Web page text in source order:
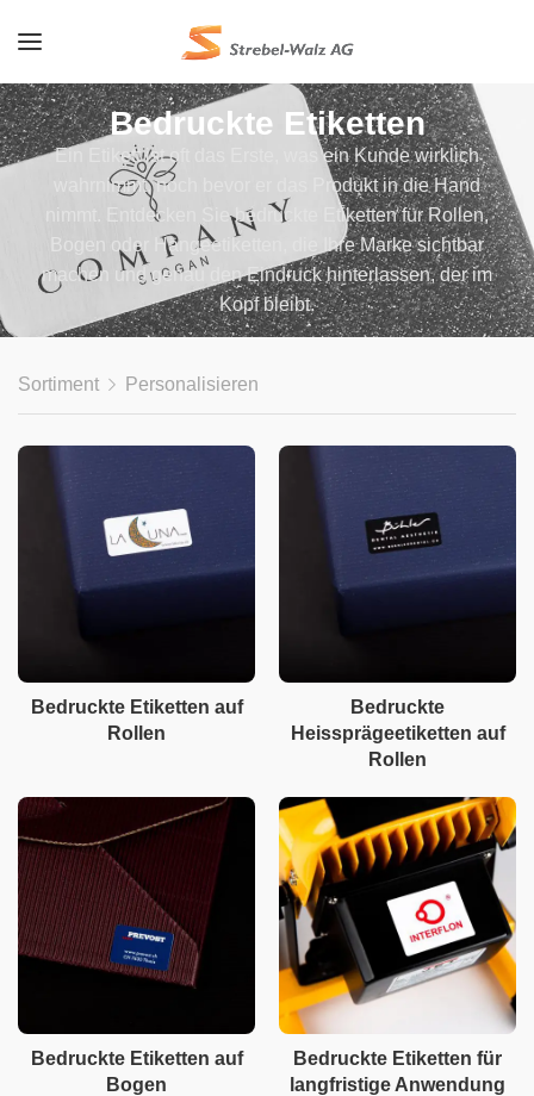
Bedruckte Etiketten
Ein Etikett ist oft das Erste, was ein Kunde wirklich
wahrnimmt, noch bevor er das Produkt in die Hand
nimmt. Entdecken Sie bedruckte Etiketten für Rollen,
Bogen oder Hängeetiketten, die Ihre Marke sichtbar
machen und genau den Eindruck hinterlassen, der im
Kopf bleibt.
Sortiment Personalisieren
Bedruckte Etiketten auf
Rollen
Bedruckte
Heissprägeetiketten auf
Rollen
Bedruckte Etiketten auf
Bogen
Bedruckte Etiketten für
langfristige Anwendung